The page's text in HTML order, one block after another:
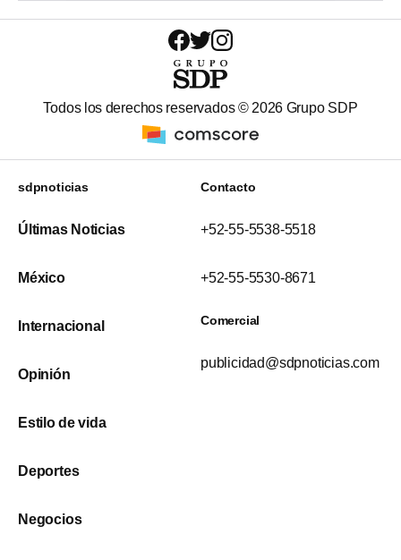
Todos los derechos reservados © 2026 Grupo SDP
sdpnoticias
Últimas Noticias
México
Internacional
Opinión
Estilo de vida
Deportes
Negocios
Contacto
+52-55-5538-5518
+52-55-5530-8671
Comercial
publicidad@sdpnoticias.com